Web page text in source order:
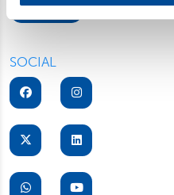
analizzare il nostro traffico.
nostri partner, che si
con altre informazioni che
raccolto dal suo utilizzo dei
“Rifiuta” saranno installati
per il buon funzionamento
suo dispositivo. Potrà
Iscriviti
SOCIAL